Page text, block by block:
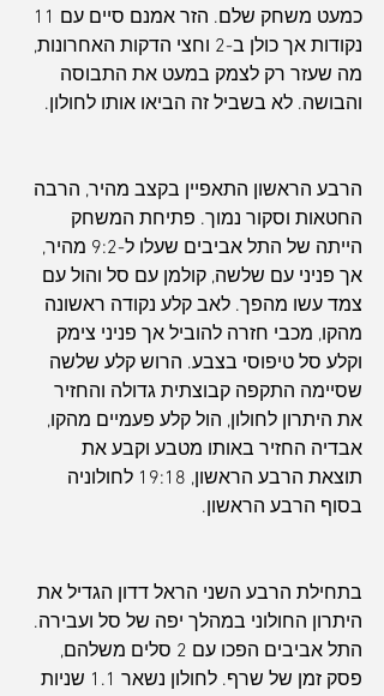
נקודות אך כולן ב-2 וחצי הדקות האחרונות,
מה שעזר רק לצמק במעט את התבוסה
והבושה. לא בשביל זה הביאו אותו לחולון.
הרבע הראשון התאפיין בקצב מהיר, הרבה
החטאות וסקור נמוך. פתיחת המשחק
הייתה של התל אביבים שעלו ל-9:2 מהיר,
אך פניני עם שלשה, קולמן עם סל והול עם
צמד עשו מהפך. לאב קלע נקודה ראשונה
מהקו, מכבי חזרה להוביל אך פניני צימק
וקלע סל טיפוסי בצבע. הרוש קלע שלשה
שסיימה התקפה קבוצתית גדולה והחזיר
את היתרון לחולון, הול קלע פעמיים מהקו,
אבדיה החזיר באותו מטבע וקבע את
תוצאת הרבע הראשון, 19:18 לחולוניה
בסוף הרבע הראשון.
בתחילת הרבע השני הראל דדון הגדיל את
היתרון החולוני במהלך יפה של סל ועבירה.
התל אביבים הפכו עם 2 סלים משלהם,
פסק זמן של שרף. לחולון נשאר 1.1 שניות